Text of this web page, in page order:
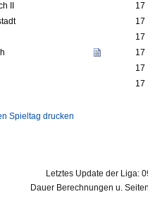
II 17
17
17
17
17
17
Spieltag drucken
Letztes Update der Liga:
Dauer Berechnungen u.